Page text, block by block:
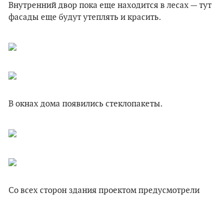
Внутренний двор пока еще находится в лесах — тут
фасады еще будут утеплять и красить.
В окнах дома появились стеклопакеты.
Со всех сторон здания проектом предусмотрели